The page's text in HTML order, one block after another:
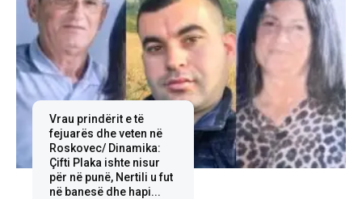
Vrau prindërit e të
fejuarës dhe veten në
Roskovec/ Dinamika:
Çifti Plaka ishte nisur
për në punë, Nertili u fut
në banesë dhe hapi...